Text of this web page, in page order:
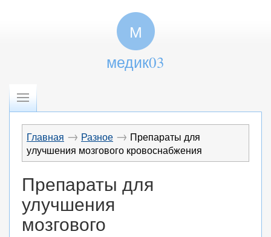
М
медик03
Главная → Разное → Препараты для
улучшения мозгового кровоснабжения
Препараты для
улучшения
мозгового